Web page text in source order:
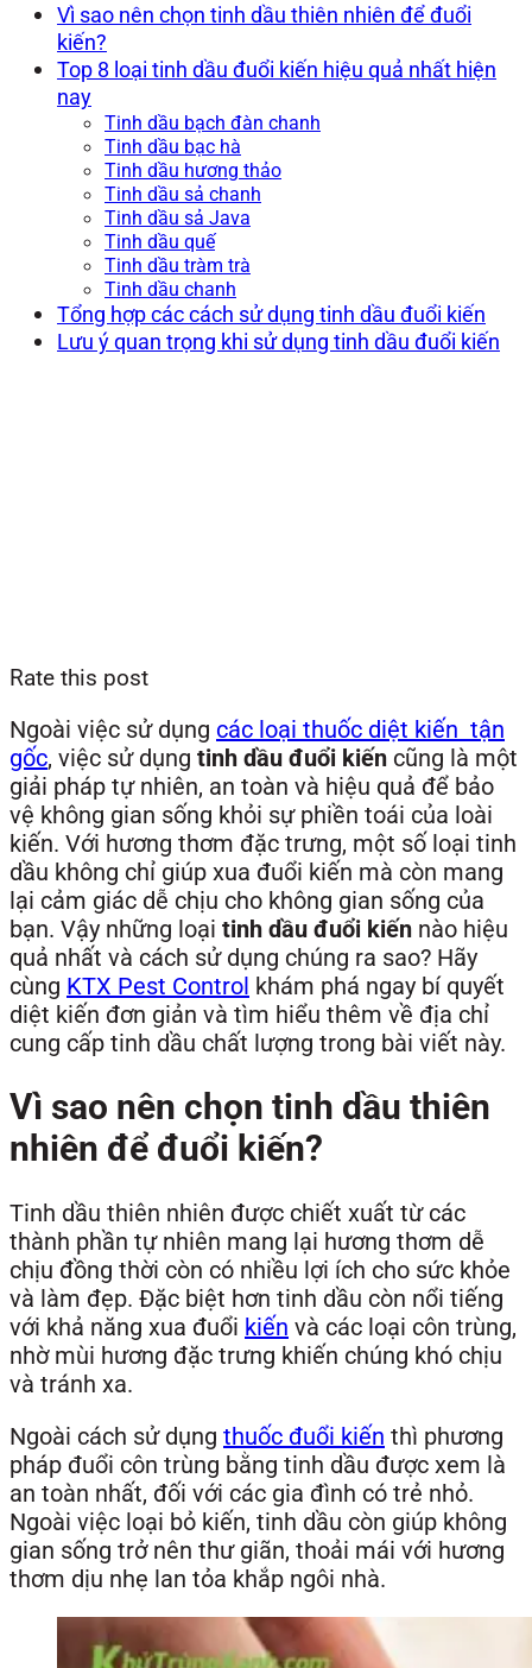
Vì sao nên chọn tinh dầu thiên nhiên để đuổi
kiến?
Top 8 loại tinh dầu đuổi kiến hiệu quả nhất hiện
nay
Tinh dầu bạch đàn chanh
Tinh dầu bạc hà
Tinh dầu hương thảo
Tinh dầu sả chanh
Tinh dầu sả Java
Tinh dầu quế
Tinh dầu tràm trà
Tinh dầu chanh
Tổng hợp các cách sử dụng tinh dầu đuổi kiến
Lưu ý quan trọng khi sử dụng tinh dầu đuổi kiến
Rate this post
Ngoài việc sử dụng các loại thuốc diệt kiến tận
gốc, việc sử dụng tinh dầu đuổi kiến cũng là một
giải pháp tự nhiên, an toàn và hiệu quả để bảo
vệ không gian sống khỏi sự phiền toái của loài
kiến. Với hương thơm đặc trưng, một số loại tinh
dầu không chỉ giúp xua đuổi kiến mà còn mang
lại cảm giác dễ chịu cho không gian sống của
bạn. Vậy những loại tinh dầu đuổi kiến nào hiệu
quả nhất và cách sử dụng chúng ra sao? Hãy
cùng KTX Pest Control khám phá ngay bí quyết
diệt kiến đơn giản và tìm hiểu thêm về địa chỉ
cung cấp tinh dầu chất lượng trong bài viết này.
Vì sao nên chọn tinh dầu thiên
nhiên để đuổi kiến?
Tinh dầu thiên nhiên được chiết xuất từ các
thành phần tự nhiên mang lại hương thơm dễ
chịu đồng thời còn có nhiều lợi ích cho sức khỏe
và làm đẹp. Đặc biệt hơn tinh dầu còn nổi tiếng
với khả năng xua đuổi kiến và các loại côn trùng,
nhờ mùi hương đặc trưng khiến chúng khó chịu
và tránh xa.
Ngoài cách sử dụng thuốc đuổi kiến thì phương
pháp đuổi côn trùng bằng tinh dầu được xem là
an toàn nhất, đối với các gia đình có trẻ nhỏ.
Ngoài việc loại bỏ kiến, tinh dầu còn giúp không
gian sống trở nên thư giãn, thoải mái với hương
thơm dịu nhẹ lan tỏa khắp ngôi nhà.